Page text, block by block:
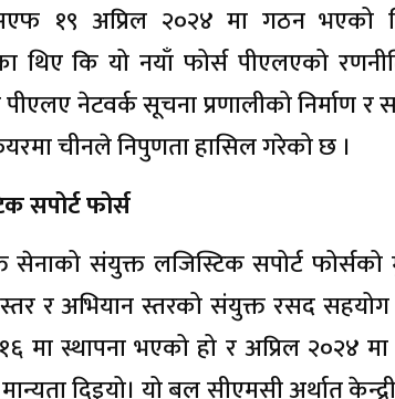
१९ अप्रिल २०२४ मा गठन भएको
थिए कि यो नयाँ फोर्स पीएलएको
नेटवर्क सूचना प्रणालीको निर्माण
चीनले निपुणता हासिल गरेको छ ।
सपोर्ट फोर्स
सेनाको संयुक्त लजिस्टिक सपोर्ट
र अभियान स्तरको संयुक्त रसद सहयोग
मा स्थापना भएको हो र अप्रिल २०२४